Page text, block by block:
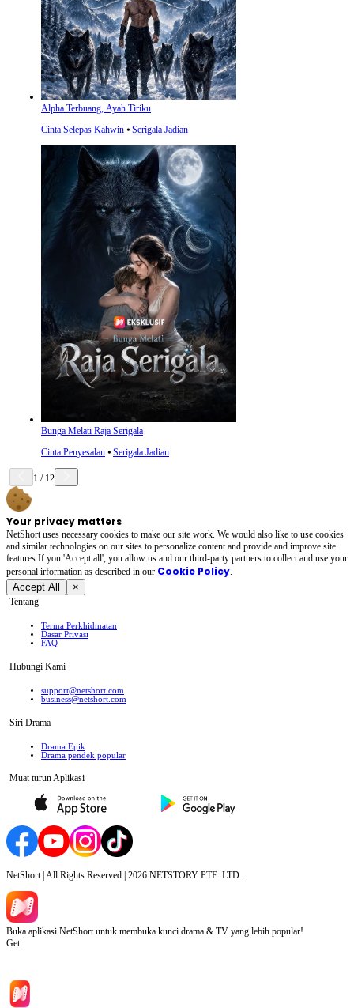
Alpha Terbuang, Ayah Tiriku
Cinta Selepas Kahwin ⦁ Serigala Jadian
Bunga Melati Raja Serigala
Cinta Penyesalan ⦁ Serigala Jadian
1 / 12
Your privacy matters
NetShort uses necessary cookies to make our site work. We would also like to use cookies
and similar technologies on our sites to personalize content and provide and improve site
features.If you 'Accept all', you allow us and our third-party partners to collect and use your
personal irformation as described in our Cookie Policy.
Accept All ×
Tentang
Terma Perkhidmatan
Dasar Privasi
FAQ
Hubungi Kami
support@netshort.com
business@netshort.com
Siri Drama
Drama Epik
Drama pendek popular
Muat turun Aplikasi
NetShort | All Rights Reserved | 2026 NETSTORY PTE. LTD.
Buka aplikasi NetShort untuk membuka kunci drama & TV yang lebih popular!
Get